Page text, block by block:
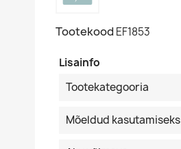
Tootekood EF1853
Lisainfo
Tootekategooria
Mõeldud kasutamiseks